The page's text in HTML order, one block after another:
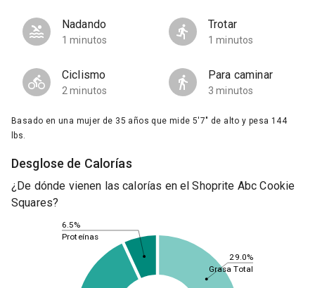
Nadando
1 minutos
Trotar
1 minutos
Ciclismo
2 minutos
Para caminar
3 minutos
Basado en una mujer de 35 años que mide 5'7" de alto y pesa 144
lbs.
Desglose de Calorías
¿De dónde vienen las calorías en el Shoprite Abc Cookie
Squares?
29.0%
6.5%
Grasa Total
Proteínas